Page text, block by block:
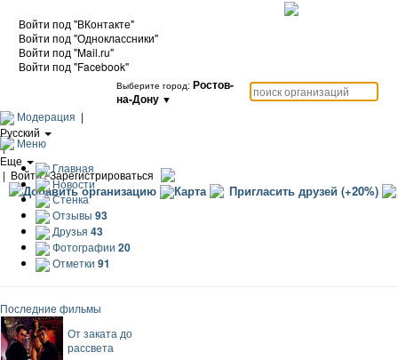
Войти под "ВКонтакте"
Войти под "Одноклассники"
Войти под "Mail.ru"
Войти под "Facebook"
Выберите город: Ростов-
на-Дону ▼
Модерация |
Русский
|
Еще
| Войти / Зарегистрироваться
Добавить организацию Карта Пригласить друзей (+20%)
Меню
Главная
Новости
Стенка
Отзывы 93
Друзья 43
Фотографии 20
Отметки 91
Последние фильмы
От заката до
рассвета